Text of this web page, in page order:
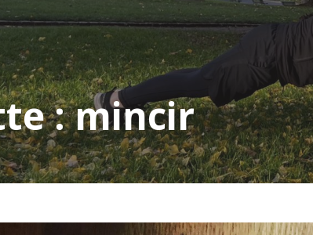
: mincir